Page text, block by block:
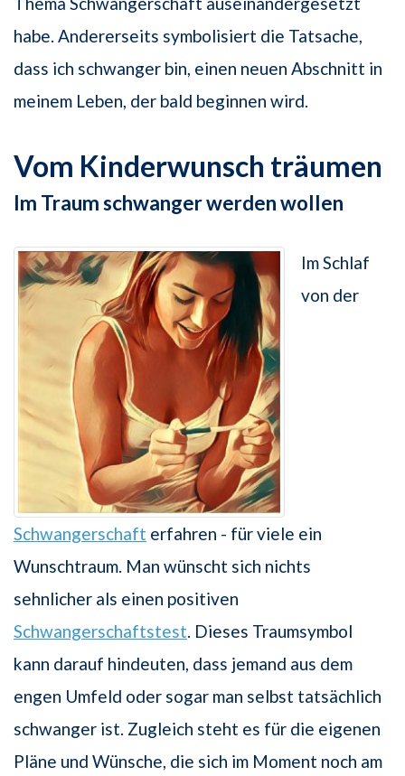
habe. Andererseits symbolisiert die Tatsache,
dass ich schwanger bin, einen neuen Abschnitt in
meinem Leben, der bald beginnen wird.
Vom Kinderwunsch träumen
Im Traum schwanger werden wollen
Im Schlaf
von der
Schwangerschaft erfahren - für viele ein
Wunschtraum. Man wünscht sich nichts
sehnlicher als einen positiven
Schwangerschaftstest . Dieses Traumsymbol
kann darauf hindeuten, dass jemand aus dem
engen Umfeld oder sogar man selbst tatsächlich
schwanger ist. Zugleich steht es für die eigenen
Pläne und Wünsche, die sich im Moment noch am